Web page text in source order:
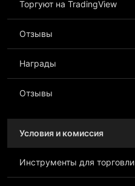
Торгуют на TradingView
Отзывы
Награды
Отзывы
Условия и комиссия
Инструменты для торговли